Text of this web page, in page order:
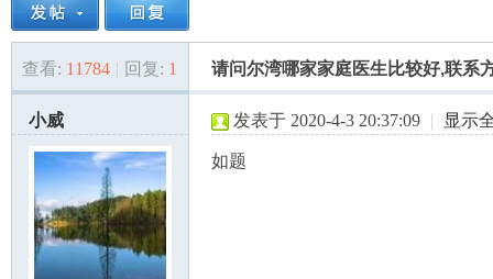
美» › ›
查看: 11784 | 回复: 1 请问尔湾哪家家庭医生比较好,联系
小威 发表于 2020-4-3 20:37:09 | 显示
如题